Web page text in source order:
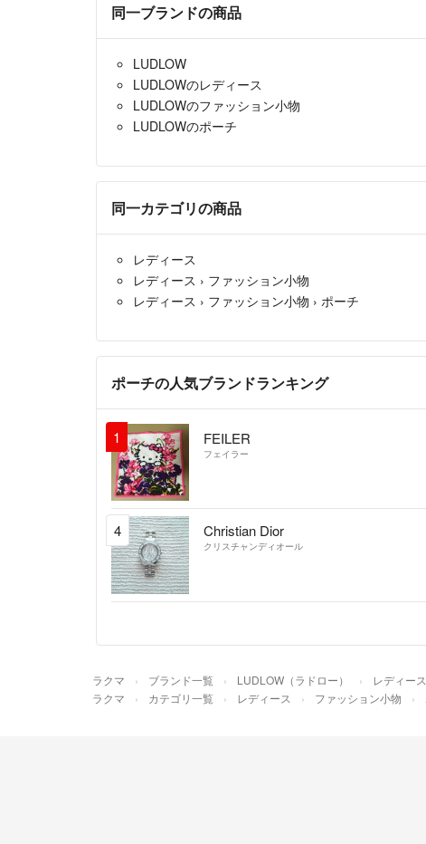
同一ブランドの商品
LUDLOW
LUDLOWのレディース
LUDLOWのファッション小物
LUDLOWのポーチ
同一カテゴリの商品
レディース
レディース › ファッション小物
レディース › ファッション小物 › ポーチ
ポーチの人気ブランドランキング
1 FEILER
フェイラー
4 Christian Dior
クリスチャンディオール
ラクマ ブランド一覧 LUDLOW（ラドロー） レディース
ラクマ カテゴリ一覧 レディース ファッション小物